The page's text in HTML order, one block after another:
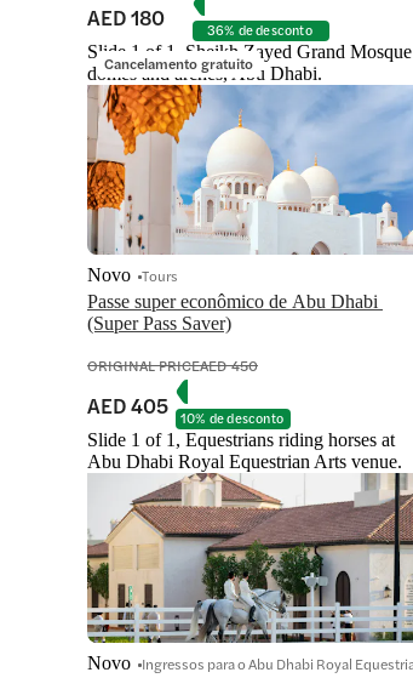
AED 180 36% de desconto
Cancelamento gratuito
Slide 1 of 1, Sheikh Zayed Grand Mosque
domes and arches, Abu Dhabi.
Passe super econômico de Abu Dhabi
(Super Pass Saver)
Novo Tours
ORIGINAL PRICEAED 450
AED 405 10% de desconto
Slide 1 of 1, Equestrians riding horses at
Abu Dhabi Royal Equestrian Arts venue.
Novo